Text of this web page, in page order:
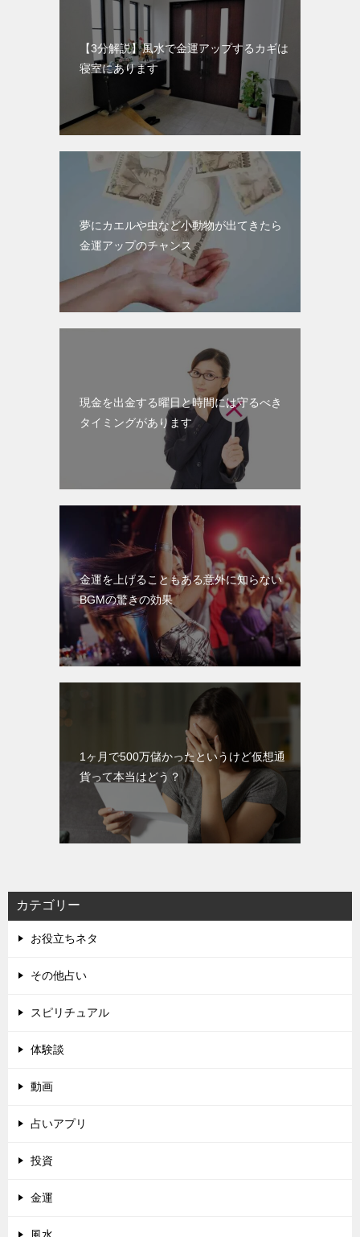
【3分解説】風水で金運アップするカギは
寝室にあります
夢にカエルや虫など小動物が出てきたら
金運アップのチャンス
現金を出金する曜日と時間には守るべき
タイミングがあります
金運を上げることもある意外に知らない
BGMの驚きの効果
1ヶ月で500万儲かったというけど仮想通
貨って本当はどう？
カテゴリー
お役立ちネタ
その他占い
スピリチュアル
体験談
動画
占いアプリ
投資
金運